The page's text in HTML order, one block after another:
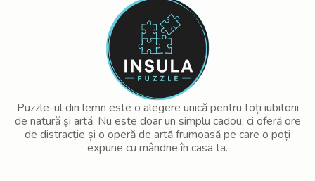
Puzzle-ul din lemn este o alegere unică pentru toți iubitorii
de natură și artă. Nu este doar un simplu cadou, ci oferă ore
de distracție și o operă de artă frumoasă pe care o poți
expune cu mândrie în casa ta.